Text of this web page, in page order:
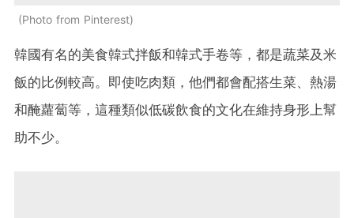
Photo from Pinterest
韓國有名的美食韓式拌飯和韓式手卷等，都是蔬菜及米
飯的比例較高。即使吃肉類，他們都會配搭生菜、熱湯
和醃蘿蔔等，這種類似低碳飲食的文化在維持身形上幫
助不少。